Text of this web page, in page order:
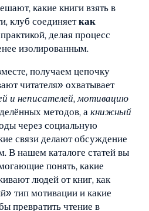
какие книги взять в
клуб соединяет как
делая процесс
изолированным.
получаем цепочку
читателя» охватывает
и неписателей,мотивацию
методов, а книжный
через социальную
связи делают обсуждение
В нашем каталоге статей вы
понять, какие
людей от книг, как
тип мотивации и какие
превратить чтение в